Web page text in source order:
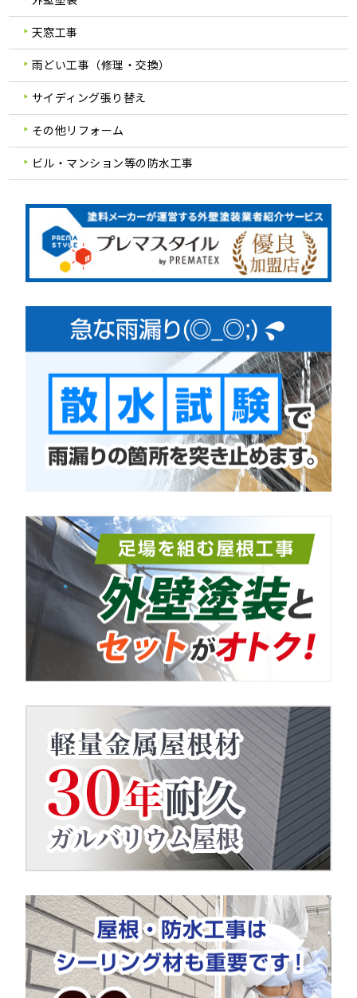
天窓工事
雨どい工事（修理・交換）
サイディング張り替え
その他リフォーム
ビル・マンション等の防水工事